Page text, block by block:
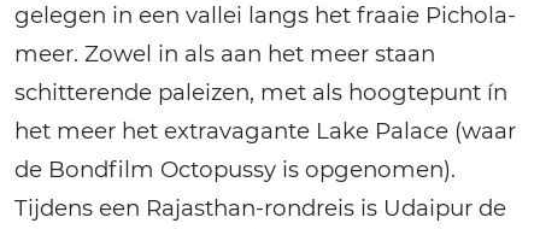
gelegen in een vallei langs het fraaie Pichola-
meer. Zowel in als aan het meer staan
schitterende paleizen, met als hoogtepunt ín
het meer het extravagante Lake Palace (waar
de Bondfilm Octopussy is opgenomen).
Tijdens een Rajasthan-rondreis is Udaipur de